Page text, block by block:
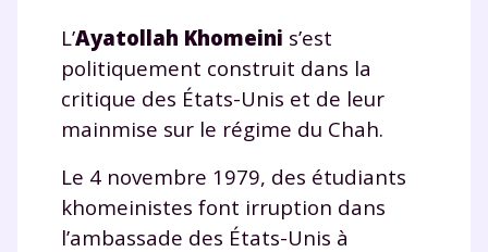
L’Ayatollah Khomeini s’est
politiquement construit dans la
critique des États-Unis et de leur
mainmise sur le régime du Chah.
Le 4 novembre 1979, des étudiants
khomeinistes font irruption dans
l’ambassade des États-Unis à